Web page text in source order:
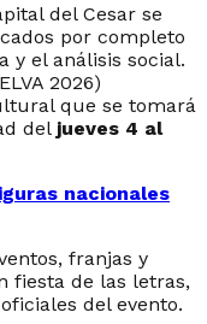
del Cesar se
por completo
y el análisis social.
2026)
que se tomará
del jueves 4 al
nacionales
franjas y
fiesta de las letras,
del evento.